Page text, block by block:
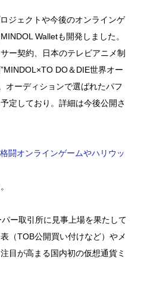
ジェクトや今後のオンラインゲ
Walletも開発しました。
ー契約、日本のテレビアニメ制
DO＆DIE世界オー
オーディションで選ばれたパフ
定しており。詳細は今後公開さ
闘オンラインゲームやハリウッ
ー取引所に見事上場を果たして
（TOB公開買い付けなど）やメ
目が高まる国内初の仮想通貨ミ